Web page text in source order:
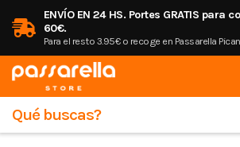
ENVÍO EN 24 HS. Portes GRATIS para
60€.
Para el resto 3.95€ o recoge en Passarella